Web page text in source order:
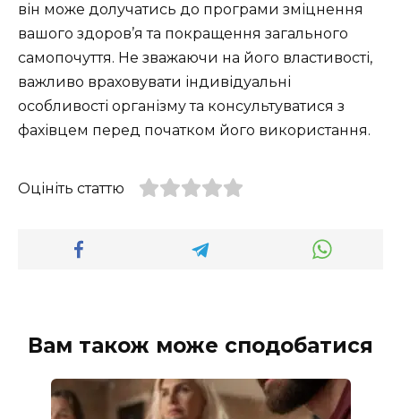
він може долучатись до програми зміцнення
вашого здоров’я та покращення загального
самопочуття. Не зважаючи на його властивості,
важливо враховувати індивідуальні
особливості організму та консультуватися з
фахівцем перед початком його використання.
Оцініть статтю
Вам також може сподобатися